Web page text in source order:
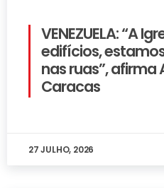
VENEZUELA: “A
edifícios,
nas ruas”, afirma
Caracas
27 JULHO, 2026